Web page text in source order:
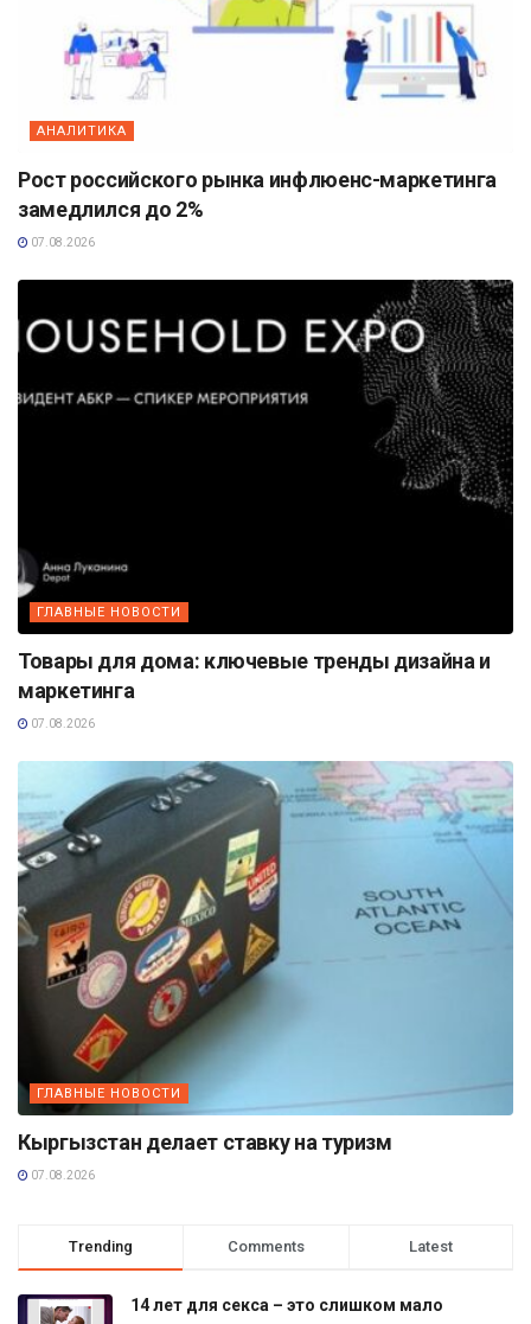
АНАЛИТИКА
Рост российского рынка инфлюенс-маркетинга
замедлился до 2%
07.08.2026
ГЛАВНЫЕ НОВОСТИ
Товары для дома: ключевые тренды дизайна и
маркетинга
07.08.2026
ГЛАВНЫЕ НОВОСТИ
Кыргызстан делает ставку на туризм
07.08.2026
Trending Comments Latest
14 лет для секса – это слишком мало